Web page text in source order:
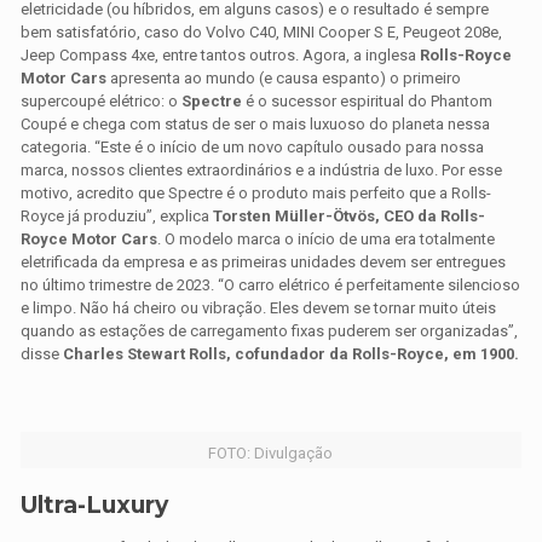
eletricidade (ou híbridos, em alguns casos) e o resultado é sempre
bem satisfatório, caso do Volvo C40, MINI Cooper S E, Peugeot 208e,
Jeep Compass 4xe, entre tantos outros. Agora, a inglesa Rolls-Royce
Motor Cars apresenta ao mundo (e causa espanto) o primeiro
supercoupé elétrico: o Spectre é o sucessor espiritual do Phantom
Coupé e chega com status de ser o mais luxuoso do planeta nessa
categoria. “Este é o início de um novo capítulo ousado para nossa
marca, nossos clientes extraordinários e a indústria de luxo. Por esse
motivo, acredito que Spectre é o produto mais perfeito que a Rolls-
Royce já produziu”, explicaTorsten Müller-Ötvös, CEO da Rolls-
Royce Motor Cars. O modelo marca o início de uma era totalmente
eletrificada da empresa e as primeiras unidades devem ser entregues
no último trimestre de 2023. “O carro elétrico é perfeitamente silencioso
e limpo. Não há cheiro ou vibração. Eles devem se tornar muito úteis
quando as estações de carregamento fixas puderem ser organizadas”,
disse Charles Stewart Rolls, cofundador da Rolls-Royce, em 1900.
FOTO: Divulgação
Ultra-Luxury